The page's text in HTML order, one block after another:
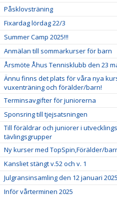
Påsklovsträning
Fixardag lördag 22/3
Summer Camp 2025!!!
Anmälan till sommarkurser för barn
Årsmöte Åhus Tennisklubb den 23
Ännu finns det plats för våra nya
vuxenträning och förälder/barn!
Terminsavgifter för juniorerna
Sponsring till tjejsatsningen
Till föräldrar och juniorer i
tävlingsgrupper
Ny kurser med TopSpin,Förälder/
Kansliet stängt v.52 och v. 1
Julgransinsamling den 12 januari 2025
Inför vårterminen 2025